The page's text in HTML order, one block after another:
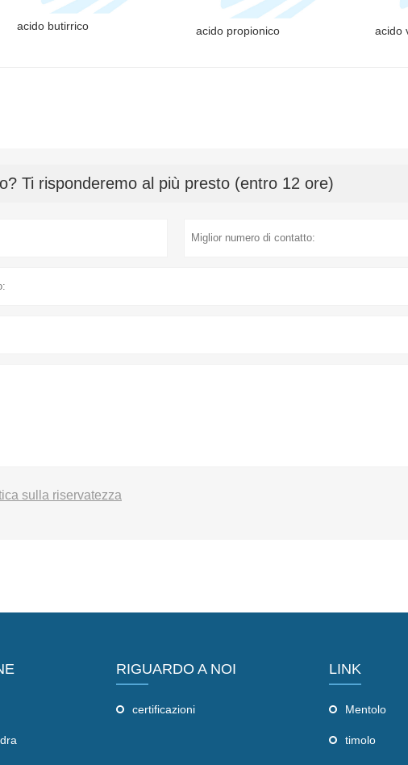
acido butirrico acido propionico acido
Ti risponderemo al più presto (entro 12 ore)
sulla riservatezza
RIGUARDO A NOI
certificazioni
LINK
Mentolo
timolo